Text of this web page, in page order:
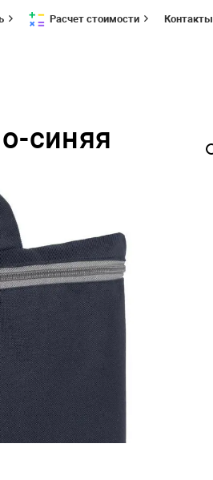
Расчет стоимости Контакты
синяя